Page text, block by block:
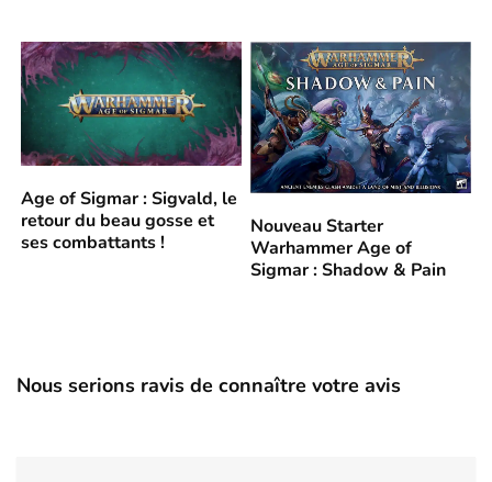
Age of Sigmar : Sigvald, le
retour du beau gosse et
ses combattants !
Nouveau Starter
Warhammer Age of
Sigmar : Shadow & Pain
Nous serions ravis de connaître votre avis